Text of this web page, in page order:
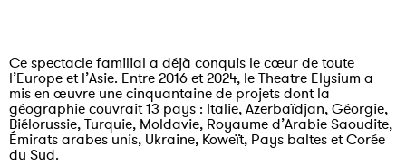
Ce spectacle familial a déjà conquis le cœur de toute
l’Europe et l’Asie. Entre 2016 et 2024, le Theatre Elysium a
mis en œuvre une cinquantaine de projets dont la
géographie couvrait 13 pays : Italie, Azerbaïdjan, Géorgie,
Biélorussie, Turquie, Moldavie, Royaume d’Arabie Saoudite,
Émirats arabes unis, Ukraine, Koweït, Pays baltes et Corée
du Sud.